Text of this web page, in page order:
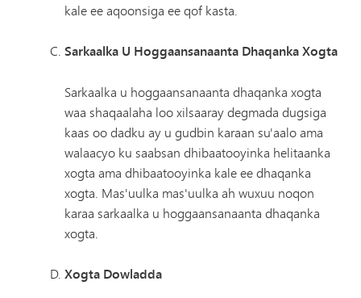
kale ee aqoonsiga ee qof kasta.
Sarkaalka U Hoggaansanaanta Dhaqanka Xogta
Sarkaalka u hoggaansanaanta dhaqanka xogta
waa shaqaalaha loo xilsaaray degmada dugsiga
kaas oo dadku ay u gudbin karaan su'aalo ama
walaacyo ku saabsan dhibaatooyinka helitaanka
xogta ama dhibaatooyinka kale ee dhaqanka
xogta. Mas'uulka mas'uulka ah wuxuu noqon
karaa sarkaalka u hoggaansanaanta dhaqanka
xogta.
Xogta Dowladda